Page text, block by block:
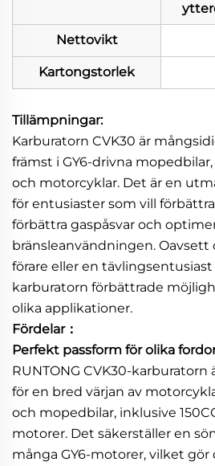
Nettovikt
Kartongstorlek
Tillämpningar:
Karburatorn CVK30 är
främst i GY6-drivna mopedbilar,
och motorcyklar. Det är en
för entusiaster som vill
förbättra gaspåsvar och
bränsleanvändningen. Oavsett
förare eller en
karburatorn förbättrade
olika applikationer.
Fördelar：
Perfekt passform för olika
RUNTONG CVK30-
för en bred värjan av
och mopedbilar, inklusive
motorer. Det säkerställer en
många GY6-motorer, vilket